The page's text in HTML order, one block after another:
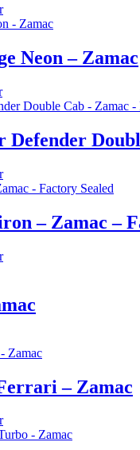
Neon – Zamac
Defender
– Zamac –
– Zamac